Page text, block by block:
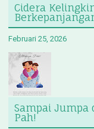
Cidera
Februari 25, 2026
Sampai Jumpa
Pah!